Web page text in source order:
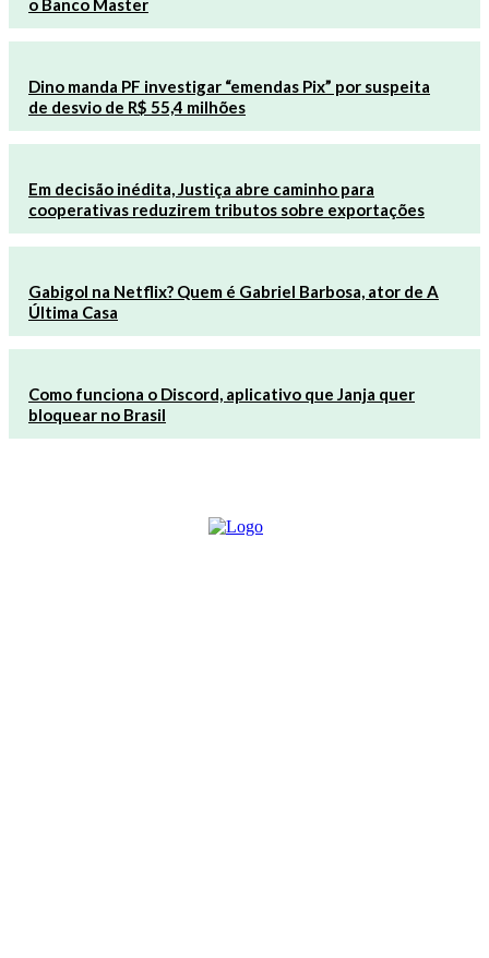
o Banco Master
Dino manda PF investigar “emendas Pix” por suspeita
de desvio de R$ 55,4 milhões
Em decisão inédita, Justiça abre caminho para
cooperativas reduzirem tributos sobre exportações
Gabigol na Netflix? Quem é Gabriel Barbosa, ator de A
Última Casa
Como funciona o Discord, aplicativo que Janja quer
bloquear no Brasil